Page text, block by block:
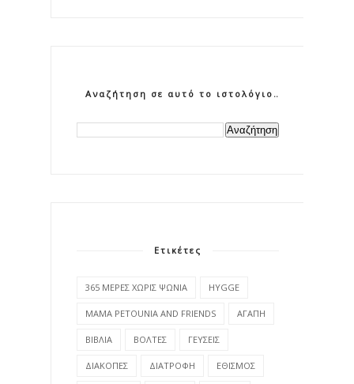
Αναζήτηση σε αυτό το ιστολόγιο
Ετικέτες
365 ΜΕΡΕΣ ΧΩΡΙΣ ΨΩΝΙΑ HYGGE
MAMA PETOUNIA AND FRIENDS ΑΓΑΠΗ
ΒΙΒΛΙΑ ΒΟΛΤΕΣ ΓΕΥΣΕΙΣ
ΔΙΑΚΟΠΕΣ ΔΙΑΤΡΟΦΗ ΕΘΙΣΜΟΣ